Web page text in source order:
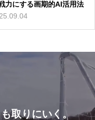
力にする画期的AI活用法
り方を動画解説
取りにいく。